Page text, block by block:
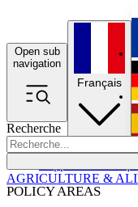
Open sub
navigation
Recherche
POLICY AREAS
Français
AGRICULTURE &